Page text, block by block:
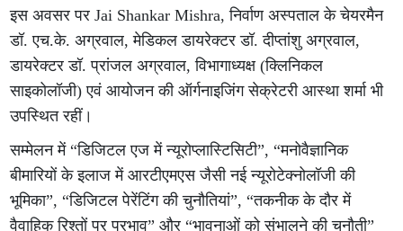
इस अवसर पर Jai Shankar Mishra, निर्वाण अस्पताल के चेयरमैन
डॉ. एच.के. अग्रवाल, मेडिकल डायरेक्टर डॉ. दीप्तांशु अग्रवाल,
डायरेक्टर डॉ. प्रांजल अग्रवाल, विभागाध्यक्ष (क्लिनिकल
साइकोलॉजी) एवं आयोजन की ऑर्गनाइजिंग सेक्रेटरी आस्था शर्मा भी
उपस्थित रहीं।
सम्मेलन में “डिजिटल एज में न्यूरोप्लास्टिसिटी”, “मनोवैज्ञानिक
बीमारियों के इलाज में आरटीएमएस जैसी नई न्यूरोटेक्नोलॉजी की
भूमिका”, “डिजिटल पेरेंटिंग की चुनौतियां”, “तकनीक के दौर में
वैवाहिक रिश्तों पर प्रभाव” और “भावनाओं को संभालने की चुनौती”